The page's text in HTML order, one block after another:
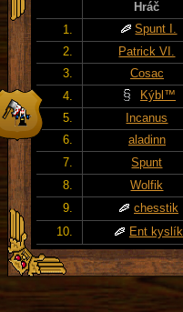
Hráč
1.
Spunt I.
2.
Patrick VI.
3.
Cosac
4.
Kýbl™
5.
Incanus
6.
aladinn
7.
Spunt
8.
Wolfik
9.
chesstik
10.
Ent kyslík